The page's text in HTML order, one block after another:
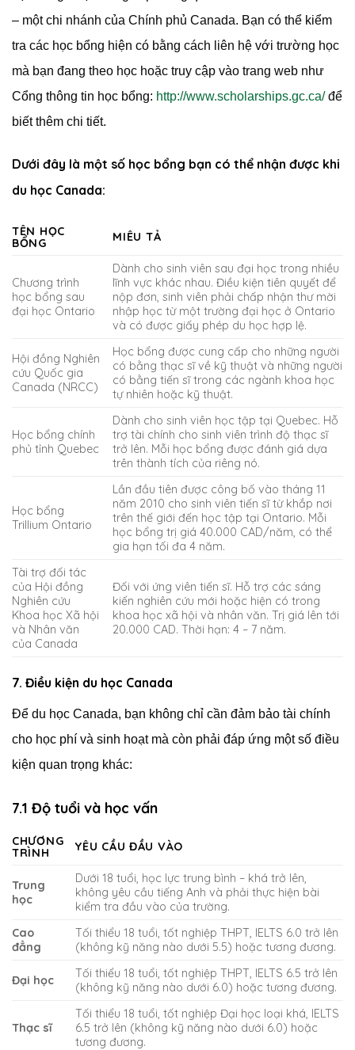
– một chi nhánh của Chính phủ Canada. Bạn có thể kiểm
tra các học bổng hiện có bằng cách liên hệ với trường học
mà bạn đang theo học hoặc truy cập vào trang web như
Cổng thông tin học bổng: http://www.scholarships.gc.ca/để
biết thêm chi tiết.
Dưới đây là một số học bổng bạn có thể nhận được khi
du học Canada:
TÊN HỌC
BỔNG
MIÊU TẢ
Chương trình
học bổng sau
đại học Ontario
Dành cho sinh viên sau đại học trong nhiều
lĩnh vực khác nhau. Điều kiện tiên quyết để
nộp đơn, sinh viên phải chấp nhận thư mời
nhập học từ một trường đại học ở Ontario
và có được giấy phép du học hợp lệ.
Hội đồng Nghiên
cứu Quốc gia
Canada (NRCC)
Học bổng được cung cấp cho những người
có bằng thạc sĩ về kỹ thuật và những người
có bằng tiến sĩ trong các ngành khoa học
tự nhiên hoặc kỹ thuật.
Học bổng chính
phủ tỉnh Quebec
Dành cho sinh viên học tập tại Quebec. Hỗ
trợ tài chính cho sinh viên trình độ thạc sĩ
trở lên. Mỗi học bổng được đánh giá dựa
trên thành tích của riêng nó.
Học bổng
Trillium Ontario
Lần đầu tiên được công bố vào tháng 11
năm 2010 cho sinh viên tiến sĩ từ khắp nơi
trên thế giới đến học tập tại Ontario. Mỗi
học bổng trị giá 40.000 CAD/năm, có thể
gia hạn tối đa 4 năm.
Tài trợ đối tác
của Hội đồng
Nghiên cứu
Khoa học Xã hội
và Nhân văn
của Canada
Đối với ứng viên tiến sĩ. Hỗ trợ các sáng
kiến nghiên cứu mới hoặc hiện có trong
khoa học xã hội và nhân văn. Trị giá lên tới
20.000 CAD. Thời hạn: 4 – 7 năm.
7. Điều kiện du học Canada
Để du học Canada, bạn không chỉ cần đảm bảo tài chính
cho học phí và sinh hoạt mà còn phải đáp ứng một số điều
kiện quan trọng khác:
7.1 Độ tuổi và học vấn
CHƯƠNG
TRÌNH
YÊU CẦU ĐẦU VÀO
Trung
học
Dưới 18 tuổi, học lực trung bình – khá trở lên,
không yêu cầu tiếng Anh và phải thực hiện bài
kiểm tra đầu vào của trường.
Cao
đẳng
Tối thiểu 18 tuổi, tốt nghiệp THPT, IELTS 6.0 trở lên
(không kỹ năng nào dưới 5.5) hoặc tương đương.
Đại học
Tối thiểu 18 tuổi, tốt nghiệp THPT, IELTS 6.5 trở lên
(không kỹ năng nào dưới 6.0) hoặc tương đương.
Thạc sĩ
Tối thiểu 18 tuổi, tốt nghiệp Đại học loại khá, IELTS
6.5 trở lên (không kỹ năng nào dưới 6.0) hoặc
tương đương.